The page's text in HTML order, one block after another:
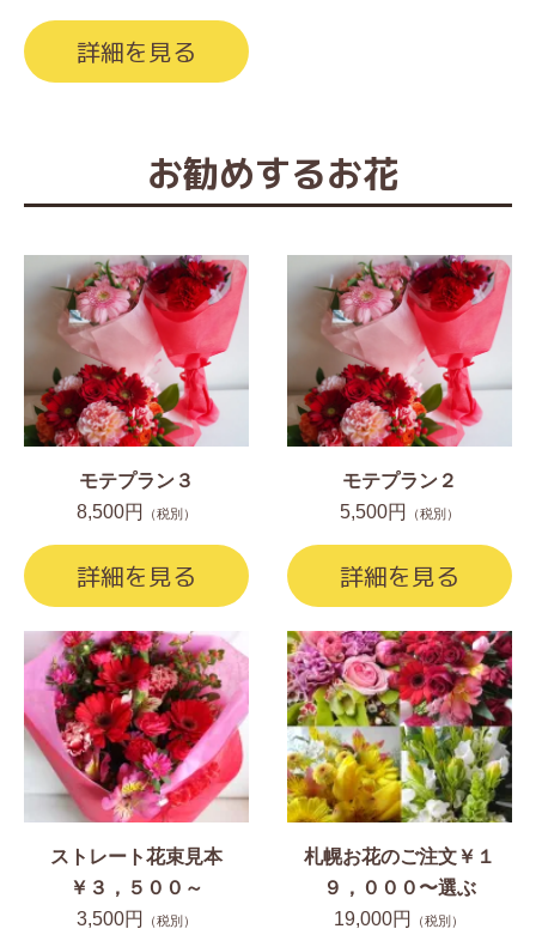
詳細を見る
お勧めするお花
モテプラン３
8,500円
（税別）
詳細を見る
モテプラン２
5,500円
（税別）
詳細を見る
ストレート花束見本
￥３，５００～
3,500円
（税別）
札幌お花のご注文￥１
９，０００〜選ぶ
19,000円
（税別）